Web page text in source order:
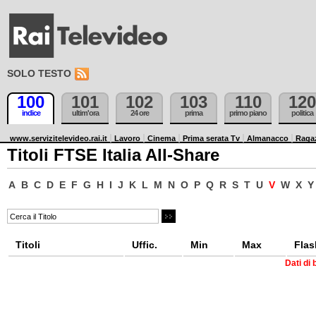
SOLO TESTO
100
indice
101
ultim'ora
102
24 ore
103
prima
110
primo piano
120
politica
www.servizitelevideo.rai.it Lavoro Cinema Prima serata Tv Almanacco
Titoli FTSE Italia All-Share
A B C D E F G H I J K L M N O P Q R S T U V W X Y
Titoli Uffic. Min Max
Dati di